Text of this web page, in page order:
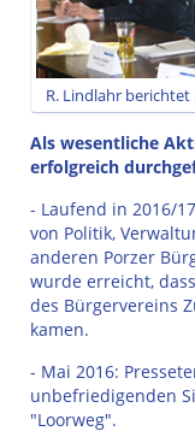
R. Lindlahr
Als wesentliche
erfolgreich
- Laufend in 2016/
von Politik,
anderen Porzer
wurde erreicht,
des Bürgervereins
kamen.
- Mai 2016:
unbefriedigenden
"Loorweg".